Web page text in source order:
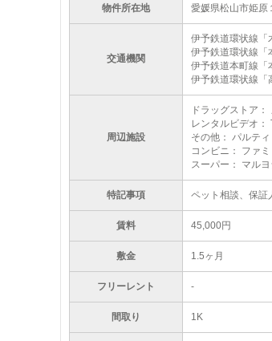
物件所在地 愛媛県松山市姫原
交通機関
伊予鉄道環状線「
伊予鉄道環状線「
伊予鉄道本町線「
伊予鉄道環状線「
周辺施設
ドラッグストア
レンタルビデオ：
その他： パルテ
コンビニ： ファ
スーパー： マル
特記事項 ペット相談、保証
賃料 45,000円
敷金 1.5ヶ月
フリーレント -
間取り 1K